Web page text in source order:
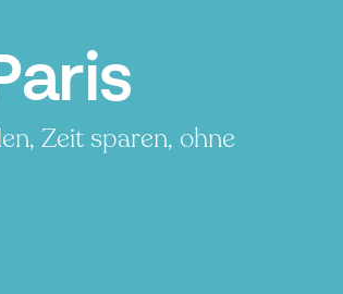
Zeit sparen, ohne